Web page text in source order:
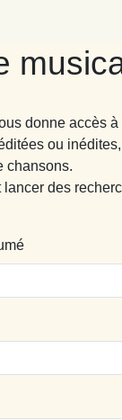
donne accès
ou
chansons.
lancer des